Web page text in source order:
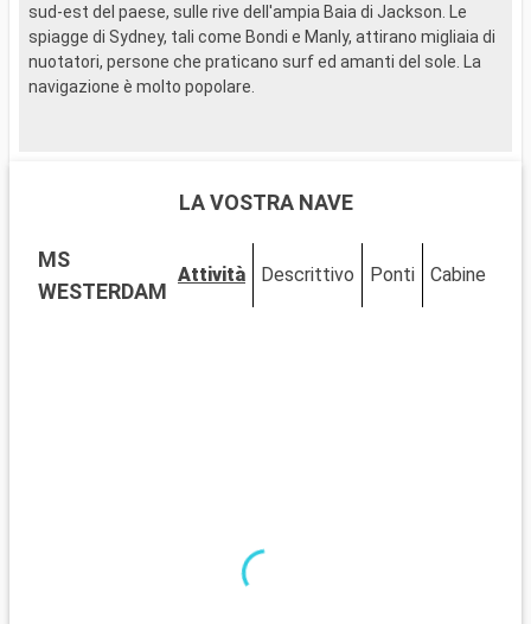
sud-est del paese, sulle rive dell'ampia Baia di Jackson. Le
spiagge di Sydney, tali come Bondi e Manly, attirano migliaia di
nuotatori, persone che praticano surf ed amanti del sole. La
navigazione è molto popolare.
LA VOSTRA NAVE
MS
WESTERDAM
Attività Descrittivo Ponti Cabine